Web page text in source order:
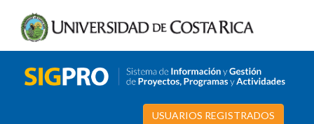
USUARIOS REGISTRADOS